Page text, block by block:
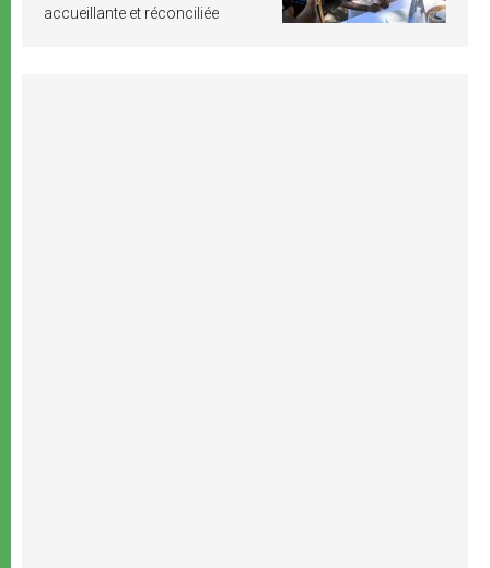
accueillante et réconciliée